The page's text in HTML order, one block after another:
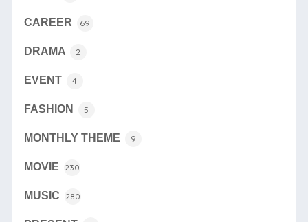
CAREER 69
DRAMA 2
EVENT 4
FASHION 5
MONTHLY THEME 9
MOVIE 230
MUSIC 280